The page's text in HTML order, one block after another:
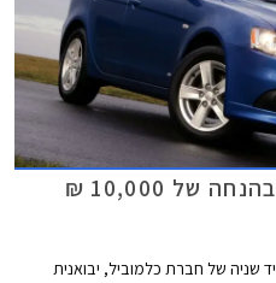
של 10,000 ₪
שניה של חברת כלמוביל, יבואנית